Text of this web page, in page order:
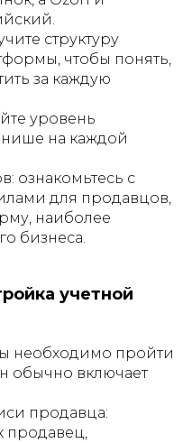
структуру
чтобы понять,
за каждую
уровень
на каждой
ознакомьтесь с
для продавцов,
наиболее
бизнеса.
учетной
необходимо пройти
обычно включает
продавца:
продавец,